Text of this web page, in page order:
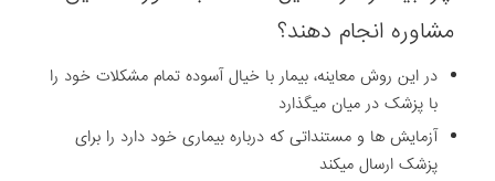
مشاوره انجام دهند؟
در این روش معاینه، بیمار با خیال آسوده تمام مشکلات خود را
با پزشک در میان میگذارد
آزمایش ها و مستنداتی که درباره بیماری خود دارد را برای
پزشک ارسال میکند